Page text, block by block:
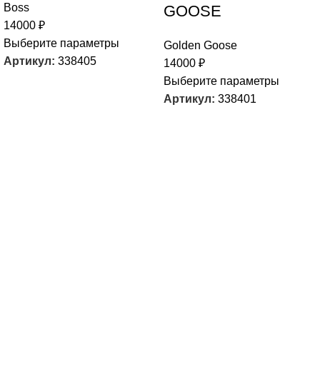
Boss
14000 ₽
Выберите параметры
Артикул: 338405
GOOSE
Golden Goose
14000 ₽
Выберите параметры
Артикул: 338401